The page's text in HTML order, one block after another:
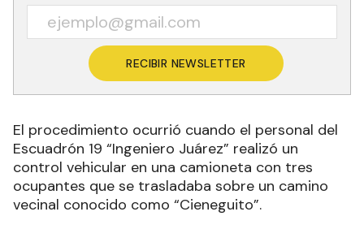
RECIBIR NEWSLETTER
El procedimiento ocurrió cuando el personal del
Escuadrón 19 “Ingeniero Juárez” realizó un
control vehicular en una camioneta con tres
ocupantes que se trasladaba sobre un camino
vecinal conocido como “Cieneguito”.